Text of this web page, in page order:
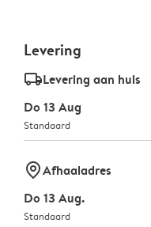
Levering
delivery_standard_v2Levering aan huis
Do 13 Aug
Standaard
marker-pinAfhaaladres
Do 13 Aug.
Standaard